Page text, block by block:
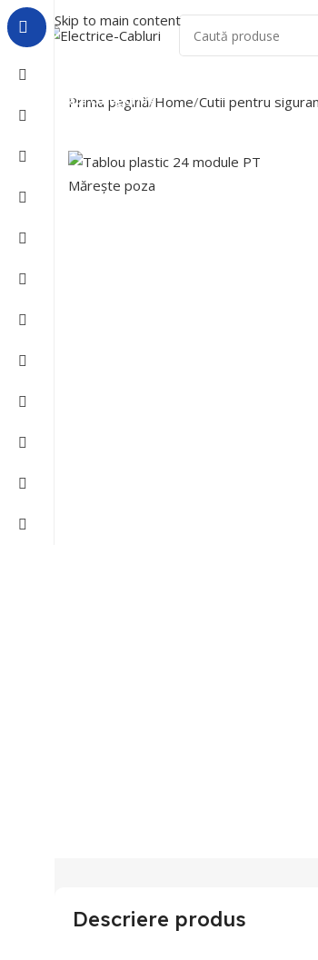
Skip to main content
Toate Categoriile
Prima pagină Home Cutii pentru
Mărește poza
Descriere produs